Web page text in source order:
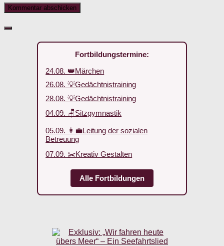
Fortbildungstermine:
24.08. 👑Märchen
26.08. 💡Gedächtnistraining
28.08. 💡Gedächtnistraining
04.09. 🪑Sitzgymnastik
05.09. 👩‍💼Leitung der sozialen
Betreuung
07.09. ✂️Kreativ Gestalten
Alle Fortbildungen